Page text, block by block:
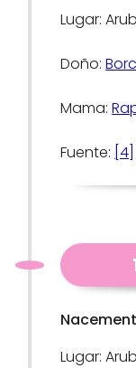
Lugar:
Doño:
Mama:
Fuente: [4]
Lugar: